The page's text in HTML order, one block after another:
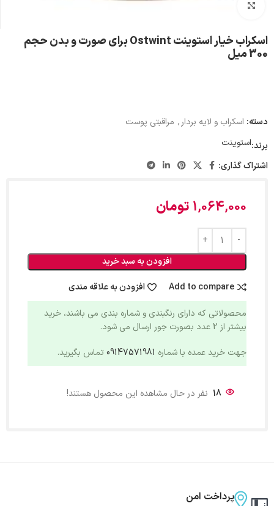
اسکراب خیار استوینت Ostwint برای صورت و بدن حجم
300 میل
دسته: اسکراب و لایه بردار , مراقبتی پوست
برند:استوینت
اشتراک گذاری:
1,064,000 تومان
افزودن به سبد خرید
Add to compare
افزودن به علاقه مندی
محصولاتی که دارای رنگبندی و شماره بندی می باشند، خرید
بیشتر از 2 عدد بصورت جور ارسال می شود.
جهت خرید عمده با شماره 09147571981 تماس بگیرید.
18 نفر در حال مشاهده این محصول هستند!
پرداخت امن